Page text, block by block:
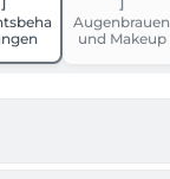
Augenbrauen
und Makeup